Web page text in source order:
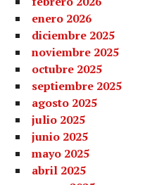
enero 2026
diciembre 2025
noviembre 2025
octubre 2025
septiembre 2025
agosto 2025
julio 2025
junio 2025
mayo 2025
abril 2025